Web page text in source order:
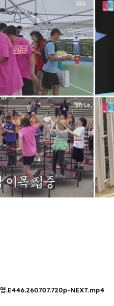
명.E446.260707.720p-NEXT.mp4